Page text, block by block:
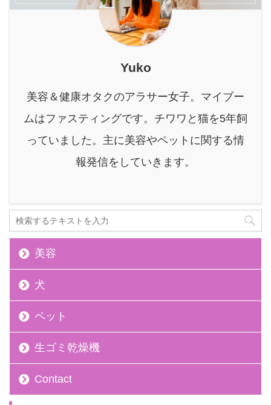
せられる理由 ペ ... ール（6 ...
ば、魅力的なダイエット
情報やサプリメントがあ
ふれていて、正直「どれ
方に暮れることもあるの
「食べるのを我慢してい
ちない」 「運動もしてい
るはずなのに、なかなか
「年々、基礎代謝が落ち
Yuko
美容＆健康オタクのアラサー女子。マイブー
ムはファスティングです。チワワと猫を5年飼
っていました。主に美容やペットに関する情
報発信をしていきます。
美容
犬
ペット
生ゴミ乾燥機
Contact